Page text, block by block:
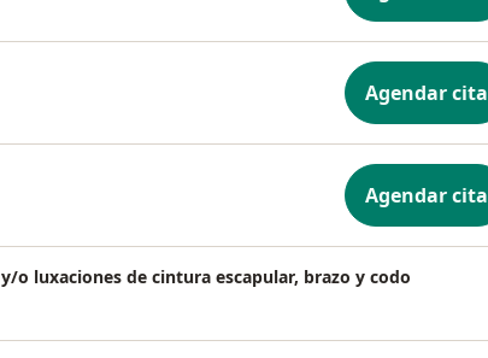
Agendar cita
Agendar cita
o luxaciones de cintura escapular, brazo y codo